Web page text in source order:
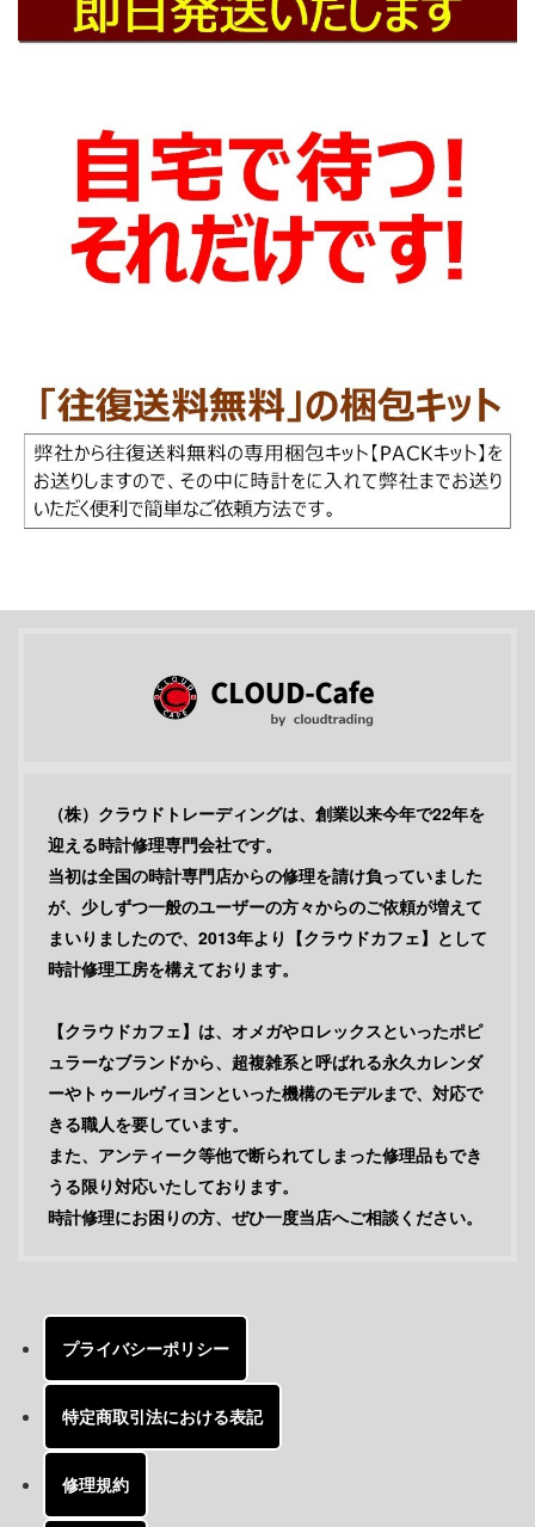
（株）クラウドトレーディングは、創業以来今年で22年を
迎える時計修理専門会社です。
当初は全国の時計専門店からの修理を請け負っていました
が、少しずつ一般のユーザーの方々からのご依頼が増えて
まいりましたので、2013年より【クラウドカフェ】として
時計修理工房を構えております。
【クラウドカフェ】は、オメガやロレックスといったポピ
ュラーなブランドから、超複雑系と呼ばれる永久カレンダ
ーやトゥールヴィヨンといった機構のモデルまで、対応で
きる職人を要しています。
また、アンティーク等他で断られてしまった修理品もでき
うる限り対応いたしております。
時計修理にお困りの方、ぜひ一度当店へご相談ください。
プライバシーポリシー
特定商取引法における表記
修理規約